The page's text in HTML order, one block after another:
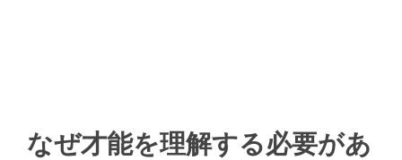
なぜ才能を理解する必要があ